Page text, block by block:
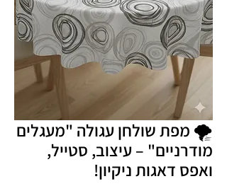
🌪️ מפת שולחן עגולה "מעגלים
מודרניים" – עיצוב, סטייל,
ואפס דאגות ניקיון!